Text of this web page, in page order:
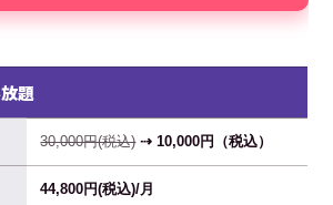
題
30,000円(税込)⇢ 10,000円（税込）
44,800円(税込)/月